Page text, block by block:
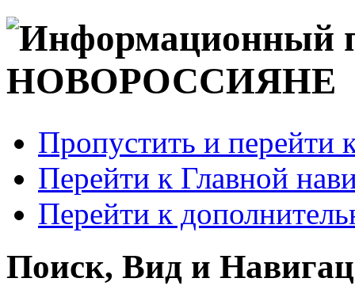
Пропустить и перейти
Перейти к Главной
Перейти к
Поиск, Вид и